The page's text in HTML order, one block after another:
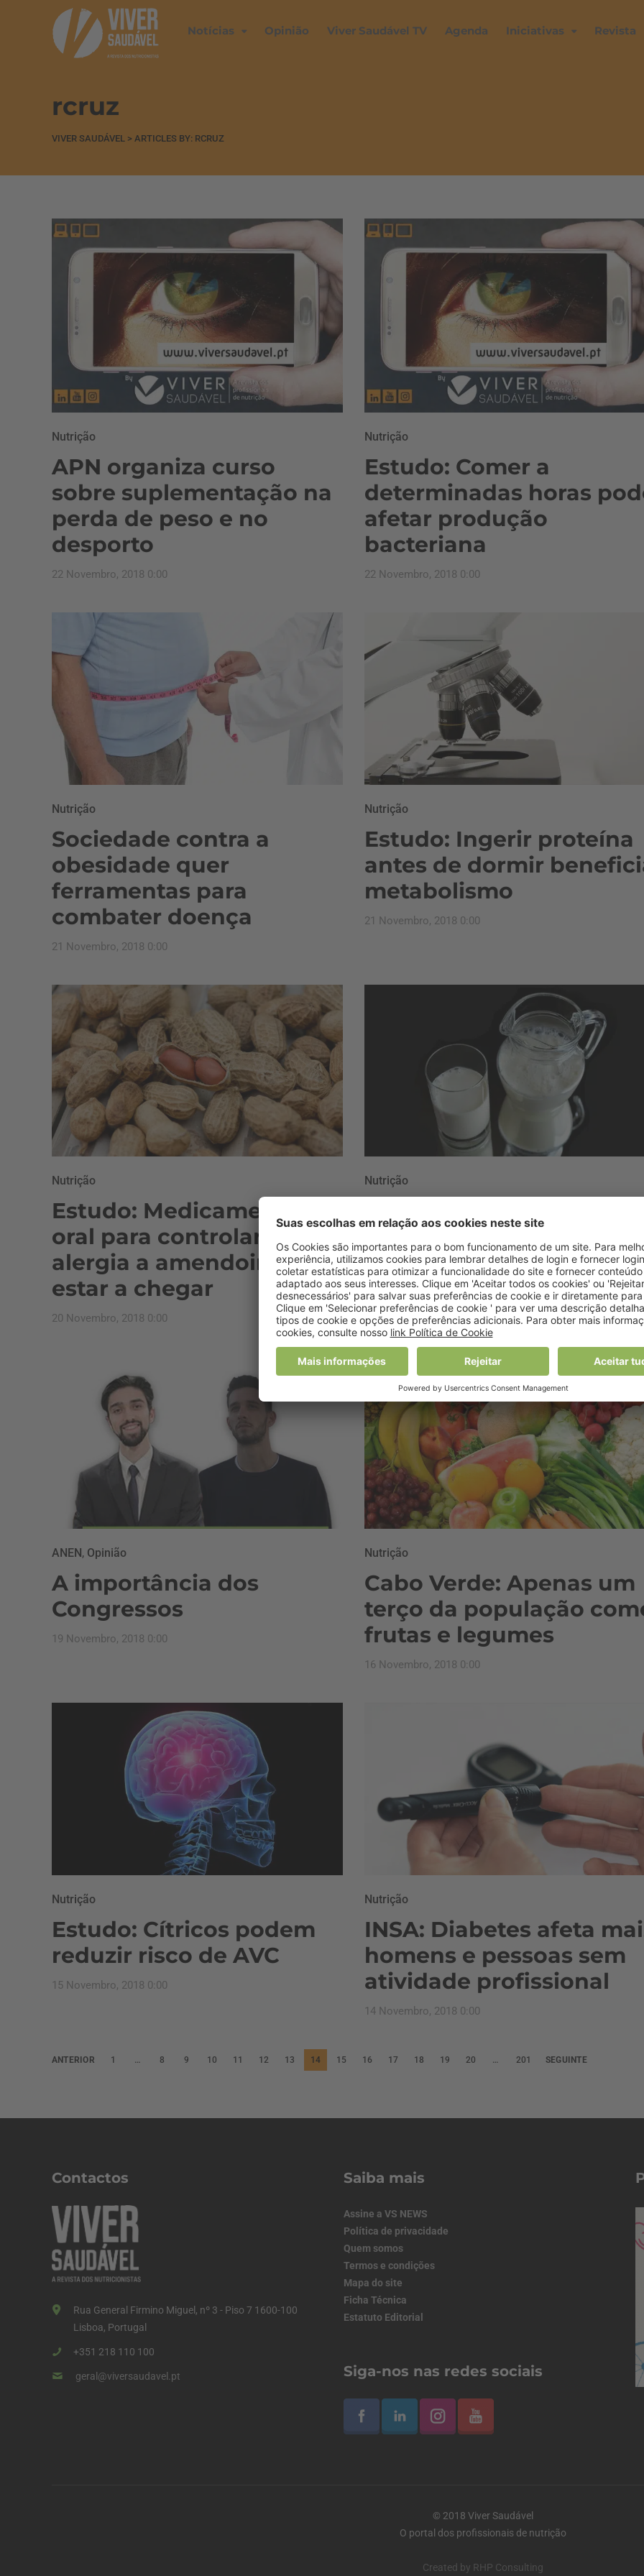
Notícias Opinião Viver Saudável TV Agenda Iniciativas Revista
rcruz
VIVER SAUDÁVEL > ARTICLES BY: RCRUZ
Nutrição
APN organiza curso
sobre suplementação na
perda de peso e no
desporto
22 Novembro, 2018 0:00
Nutrição
Estudo: Comer a
determinadas horas
afetar produção
bacteriana
22 Novembro, 2018 0:00
Nutrição
Sociedade contra a
obesidade quer
ferramentas para
combater doença
21 Novembro, 2018 0:00
Nutrição
Estudo: Ingerir proteína
antes de dormir
metabolismo
21 Novembro, 2018 0:00
Nutrição
Estudo: Medicamento
oral para controlar
alergia a amendoim pode
estar a chegar
20 Novembro, 2018 0:00
Nutrição
comparticipação nos
leites para crianças com
alergia à proteína
19 Novembro, 2018 0:00
ANEN, Opinião
A importância dos
Congressos
19 Novembro, 2018 0:00
Nutrição
Cabo Verde: Apenas um
terço da população
frutas e legumes
16 Novembro, 2018 0:00
Nutrição
Estudo: Cítricos podem
reduzir risco de AVC
15 Novembro, 2018 0:00
Nutrição
INSA: Diabetes afeta
homens e pessoas sem
atividade profissional
14 Novembro, 2018 0:00
P
a
ã
o
d
o
s
o
n
ANTERIOR 1 … 8 9 10 11 12 13 14 15 16 17 18 19 20 … 201 SEGUINTE
Contactos
Rua General Firmino Miguel, nº 3 - Piso 7 1600-100
Lisboa, Portugal
+351 218 110 100
geral@viversaudavel.pt
Saiba mais
Assine a VS NEWS
Política de privacidade
Quem somos
Termos e condições
Mapa do site
Ficha Técnica
Estatuto Editorial
Siga-nos nas redes sociais
© 2018 Viver Saudável
O portal dos profissionais de nutrição
Created by RHP Consulting